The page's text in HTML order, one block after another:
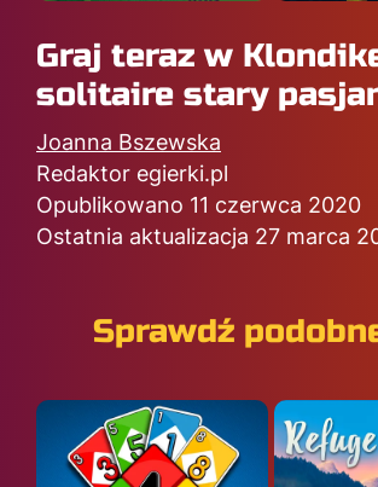
Graj teraz w
solitaire stary
Joanna Bszewska
Redaktor egierki.pl
Opublikowano 11 czerwca 2020
Ostatnia aktualizacja 27 marca
Sprawdź